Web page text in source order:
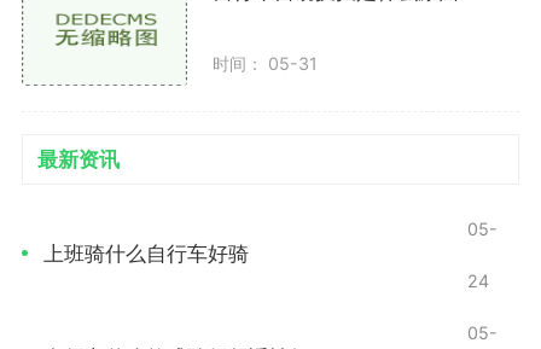
和流畅性。
骑行装备与安全
反光衣：特别是在夜间骑行时，穿上反光衣能增加
时间： 05-31
最新资讯
上班骑什么自行车好骑
05-
24
05-